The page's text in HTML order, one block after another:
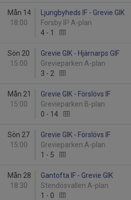
Mån 14
18:00
Ljungbyheds IF - Grevie GIK
Forsby IP A-plan
4 - 1
Sön 20
15:00
Grevie GIK - Hjärnarps GIF
Grevieparken A-plan
3 - 2
Mån 21
15:00
Grevie GIK - Förslövs IF
Grevieparken B-plan
0 - 14
Sön 27
15:00
Grevie GIK - Förslövs IF
Grevieparken A-plan
1 - 5
Mån 28
18:30
Gantofta IF - Grevie GIK
Stendösvallen A-plan
1 - 0